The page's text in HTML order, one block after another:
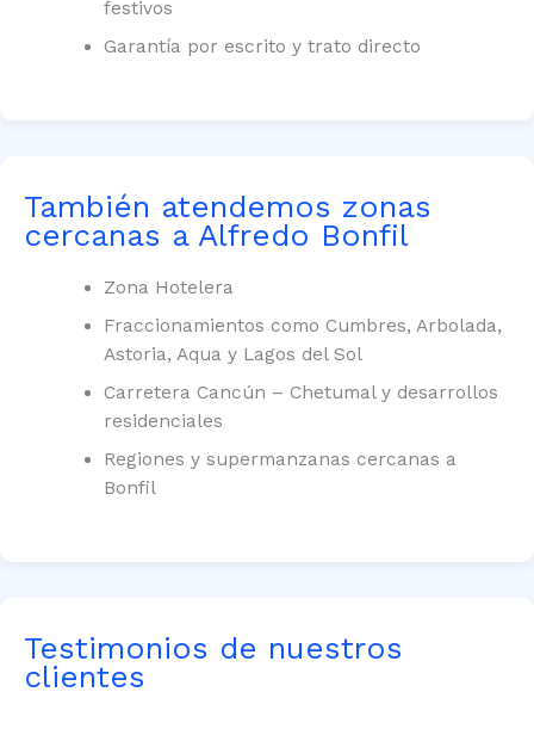
festivos
Garantía por escrito y trato directo
También atendemos zonas
cercanas a Alfredo Bonfil
Zona Hotelera
Fraccionamientos como Cumbres, Arbolada,
Astoria, Aqua y Lagos del Sol
Carretera Cancún – Chetumal y desarrollos
residenciales
Regiones y supermanzanas cercanas a
Bonfil
Testimonios de nuestros
clientes